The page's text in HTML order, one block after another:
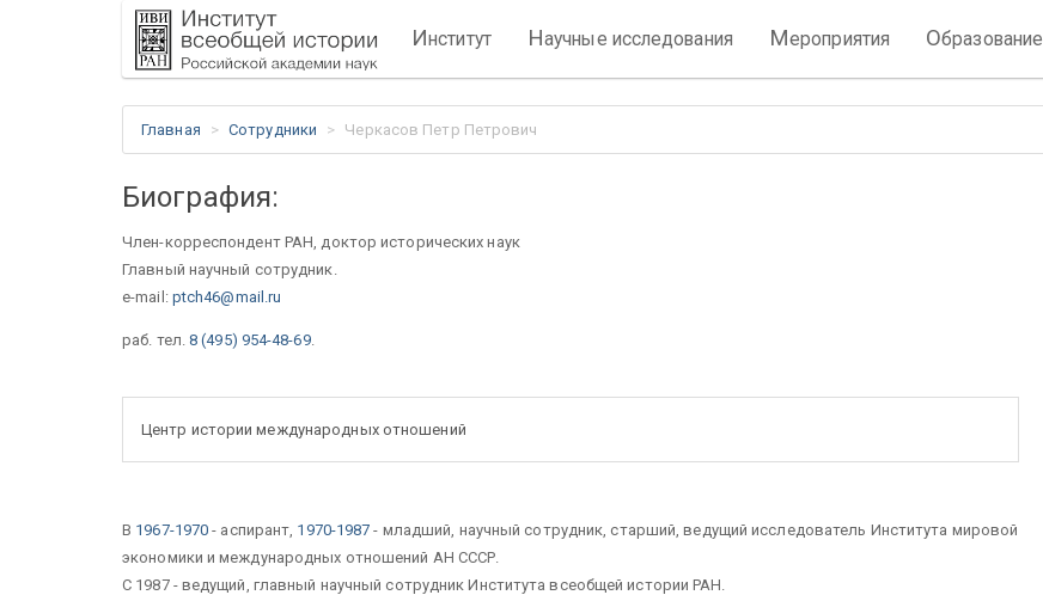
Институт Научные исследования Мероприятия Образование
Главная Сотрудники Черкасов Петр Петрович
Биография:
Член-корреспондент РАН, доктор исторических наук
Главный научный сотрудник.
e-mail: ptch46@mail.ru
раб. тел. 8 (495) 954-48-69.
Центр истории международных отношений
В 1967-1970 - аспирант, 1970-1987 - младший, научный сотрудник, старший, ведущий исследователь Института мировой
экономики и международных отношений АН СССР.
С 1987 - ведущий, главный научный сотрудник Института всеобщей истории РАН.